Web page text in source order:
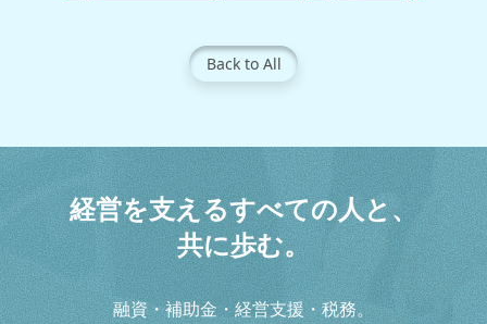
Back to All
経営を支えるすべての人と、
共に歩む。
融資・補助金・経営支援・税務。